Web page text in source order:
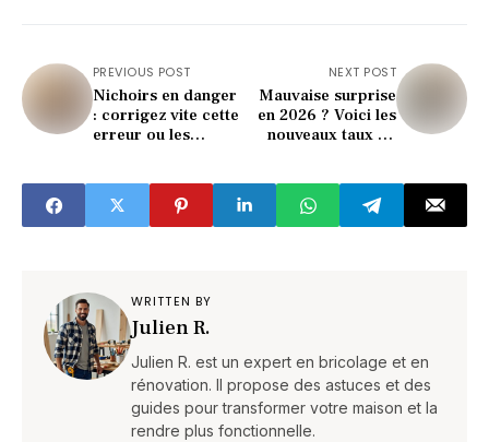
PREVIOUS POST
Nichoirs en danger
: corrigez vite cette
erreur ou les
NEXT POST
Mauvaise surprise
en 2026 ? Voici les
nouveaux taux du
perdre)
WRITTEN BY
Julien R.
Julien R. est un expert en bricolage et en
rénovation. Il propose des astuces et des
guides pour transformer votre maison et la
rendre plus fonctionnelle.